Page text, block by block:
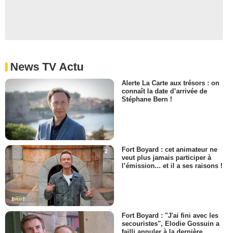
News TV Actu
Alerte La Carte aux trésors : on
connaît la date d’arrivée de
Stéphane Bern !
Fort Boyard : cet animateur ne
veut plus jamais participer à
l’émission... et il a ses raisons !
Fort Boyard : "J'ai fini avec les
secouristes", Elodie Gossuin a